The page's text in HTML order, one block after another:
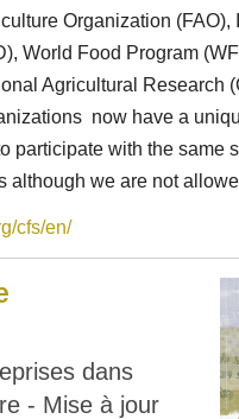
Organization (FAO),
World Food Program
Agricultural Research
now have a
participate with the same
we are not
cfs/en/
dans
- Mise à jour